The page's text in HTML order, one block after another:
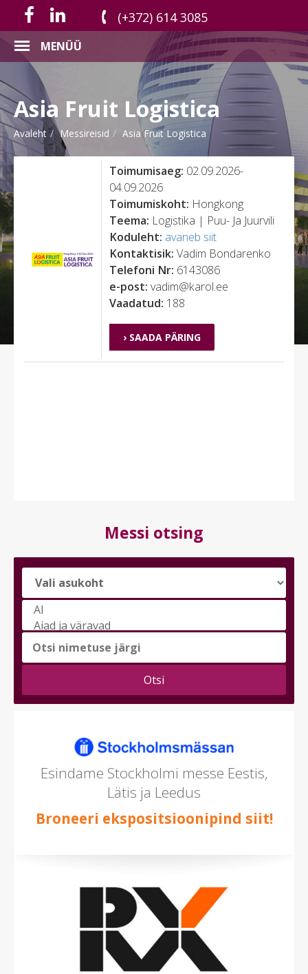
(+372) 614 3085
MENÜÜ
Asia Fruit Logistica
Avaleht Messireisid Asia Fruit Logistica
Toimumisaeg: 02.09.2026-
04.09.2026
Toimumiskoht: Hongkong
Teema: Logistika | Puu- Ja Juurvili
Koduleht: avaneb siit
Kontaktisik:Vadim Bondarenko
Telefoni Nr: 6143086
e-post:vadim@karol.ee
Vaadatud: 188
› SAADA PÄRING
Messi otsing
Vali
messi
teema
valida
Esindame Stockholmi messe Eestis,
Lätis ja Leedus
Broneeri ekspositsioonipind siit!